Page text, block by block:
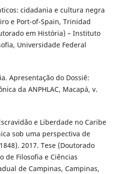
cidadania e cultura negra
e Port-of-Spain, Trinidad
em História) – Instituto
Universidade Federal
Apresentação do Dossiê:
da ANPHLAC, Macapá, v.
e Liberdade no Caribe
sob uma perspectiva de
2017. Tese (Doutorado
de Filosofia e Ciências
de Campinas, Campinas,